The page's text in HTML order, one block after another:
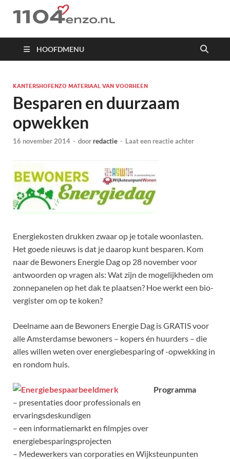
1104 en zo
HOOFDMENU
KANTERSHOFENZO MATERIAAL VAN VOORHEEN
Besparen en duurzaam
opwekken
16 november 2014 - doorredactie - Laat een reactie achter
Energiekosten drukken zwaar op je totale woonlasten.
Het goede nieuws is dat je daarop kunt besparen. Kom
naar de Bewoners Energie Dag op 28 november voor
antwoorden op vragen als: Wat zijn de mogelijkheden om
zonnepanelen op het dak te plaatsen? Hoe werkt een bio-
vergister om op te koken?
Deelname aan de Bewoners Energie Dag is GRATIS voor
alle Amsterdamse bewoners – kopers én huurders – die
alles willen weten over energiebesparing of -opwekking in
en rondom huis.
Programma
– presentaties door professionals en
ervaringsdeskundigen
– een informatiemarkt en filmpjes over
energiebesparingsprojecten
– Medewerkers van corporaties en Wijksteunpunten